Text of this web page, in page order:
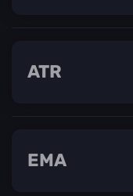
ATR
EMA